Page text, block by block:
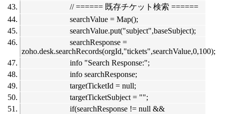
// ====== 既存チケット検索 ======
searchValue = Map();
searchValue.put("subject",baseSubject);
searchResponse =
zoho.desk.searchRecords(orgId,"tickets",searchValue,0,100);
info "Search Response:";
info searchResponse;
targetTicketId = null;
targetTicketSubject = "";
if(searchResponse != null &&